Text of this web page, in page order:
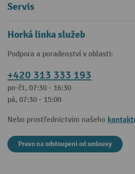
Servis
Horká linka služeb
Podpora a poradenství v oblasti:
+420 313 333 193
po-čt, 07:30 - 16:30
pá, 07:30 - 15:00
Nebo prostřednictvím našeho
Pravo na odstoupeni od smlouvy